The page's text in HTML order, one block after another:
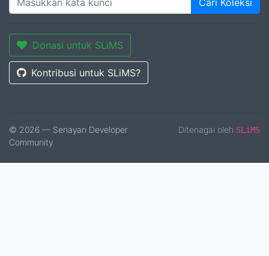
Donasi untuk SLiMS
Kontribusi untuk SLiMS?
© 2026 — Senayan Developer
Community
Ditenagai oleh SLiMS